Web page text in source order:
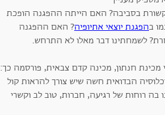
בסביבה? האם הייתה ההפגנה הופכת
בהפגנת יוצאי אתיופיה? האם ההפגנה
לשמחתינו דבר מאלו לא התרחש.
מכינת חנתון, מכינה קדם צבאית, פורסמה כך:
הבדואית חשה שיש צורך להראות קול
בה רוחות של רגיעה, חברות, טוב לב וקשרי